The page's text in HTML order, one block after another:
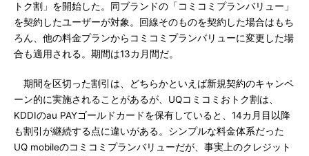
トク割」を開始した。同ブランドの「コミコミプランバリュー」
を契約したユーザーが対象。回線そのものを契約した場合はもち
ろん、他の料金プランからコミコミプランバリューに変更した場
合も適用される。期間は13カ月間だ。
期間を区切った割引は、どちらかといえば新規契約のキャンペ
ーン的に実施されることがあるが、UQコミコミおトク割は、
KDDIのau PAYゴールドカードを保有していると、14カ月目以降
も割引が継続する点に違いがある。シンプルな料金体系だった
UQ mobileのコミコミプランバリューだが、事実上のクレジット